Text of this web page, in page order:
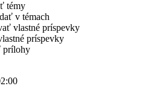
témy
v témach
vlastné príspevky
príspevky
prílohy